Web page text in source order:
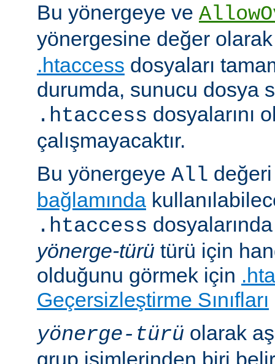
Bu yönergeye ve
yönergesine değer
.htaccess dosyaları
durumda, sunucu dosya
.htaccess dosyalarını
çalışmayacaktır.
Bu yönergeye All
bağlamında
.htaccess
yönerge-türü türü için
olduğunu görmek için
Geçersizleştirme Sınıfları
yönerge-türü olarak
grup isimlerinden biri